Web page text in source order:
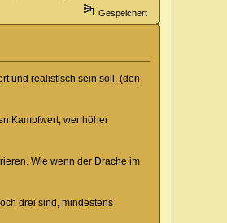
Gespeichert
und realistisch sein soll. (den
Kampfwert, wer höher
Wie wenn der Drache im
drei sind, mindestens